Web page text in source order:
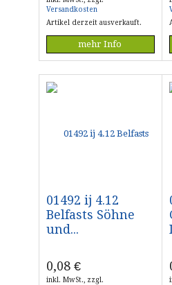
Versandkosten
Artikel derzeit ausverkauft.
mehr Info
01492 ij 4.12
Belfasts Söhne
und...
0,08 €
inkl. MwSt., zzgl.